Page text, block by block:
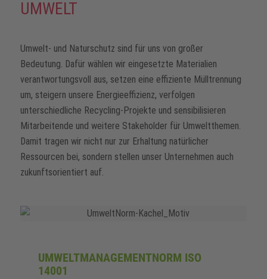
UMWELT
Umwelt- und Naturschutz sind für uns von großer
Bedeutung. Dafür wählen wir eingesetzte Materialien
verantwortungsvoll aus, setzen eine effiziente Mülltrennung
um, steigern unsere Energieeffizienz, verfolgen
unterschiedliche Recycling-Projekte und sensibilisieren
Mitarbeitende und weitere Stakeholder für Umweltthemen.
Damit tragen wir nicht nur zur Erhaltung natürlicher
Ressourcen bei, sondern stellen unser Unternehmen auch
zukunftsorientiert auf.
UMWELTMANAGEMENTNORM ISO
14001